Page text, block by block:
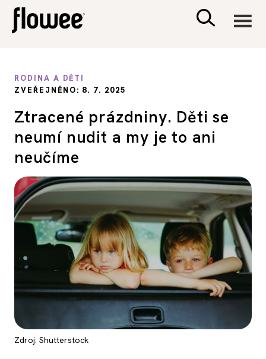
PSYCHOLOGIE
SEX A VZTAHY
PORADNA
RODINA A DĚTI
ZVEŘEJNĚNO: 8. 7. 2025
Ztracené prázdniny. Děti se
neumí nudit a my je to ani
neučíme
Zdroj: Shutterstock